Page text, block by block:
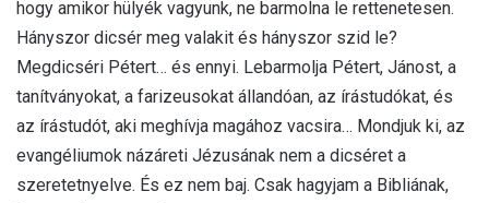
hogy amikor hülyék vagyunk, ne barmolna le rettenetesen.
Hányszor dicsér meg valakit és hányszor szid le?
Megdicséri Pétert… és ennyi. Lebarmolja Pétert, Jánost, a
tanítványokat, a farizeusokat állandóan, az írástudókat, és
az írástudót, aki meghívja magához vacsira… Mondjuk ki, az
evangéliumok názáreti Jézusának nem a dicséret a
szeretetnyelve. És ez nem baj. Csak hagyjam a Bibliának,